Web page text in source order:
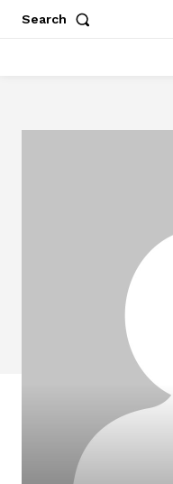
Search